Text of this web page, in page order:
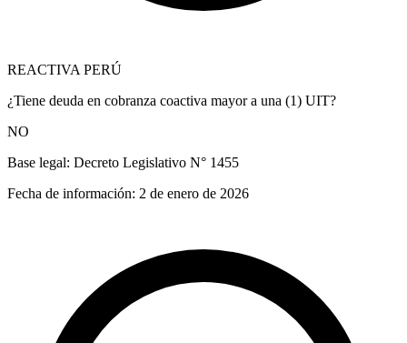
REACTIVA PERÚ
¿Tiene deuda en cobranza coactiva mayor a una (1) UIT?
NO
Base legal: Decreto Legislativo N° 1455
Fecha de información: 2 de enero de 2026